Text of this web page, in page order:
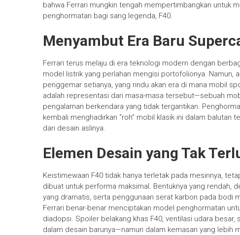
bahwa Ferrari mungkin tengah mempertimbangkan untuk
penghormatan bagi sang legenda, F40.
Menyambut Era Baru
Ferrari terus melaju di era teknologi modern dengan
model listrik yang perlahan mengisi portofolionya. Namun,
penggemar setianya, yang rindu akan era di mana mobil
adalah representasi dari masa-masa tersebut—sebuah
pengalaman berkendara yang tidak tergantikan.
kembali menghadirkan “roh” mobil klasik ini dalam
dari desain aslinya.
Elemen Desain yang Tak
Keistimewaan F40 tidak hanya terletak pada mesinnya,
dibuat untuk performa maksimal. Bentuknya yang rendah,
yang dramatis, serta penggunaan serat karbon pada bodi
Ferrari benar-benar menciptakan model penghormatan
diadopsi. Spoiler belakang khas F40, ventilasi udara
dalam desain barunya—namun dalam kemasan yang lebih